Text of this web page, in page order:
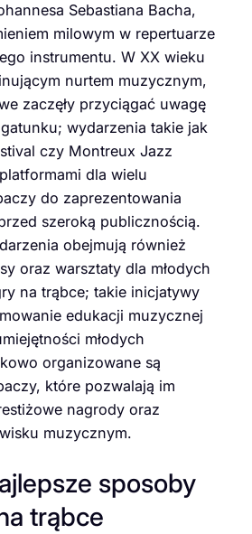
Sebastiana Bacha,
milowym w repertuarze
instrumentu. W XX wieku
nurtem muzycznym,
zaczęły przyciągać uwagę
wydarzenia takie jak
czy Montreux Jazz
dla wielu
do zaprezentowania
szeroką publicznością.
obejmują również
oraz warsztaty dla młodych
na trąbce; takie inicjatywy
edukacji muzycznej
młodych
organizowane są
które pozwalają im
nagrody oraz
muzycznym.
sposoby
trąbce